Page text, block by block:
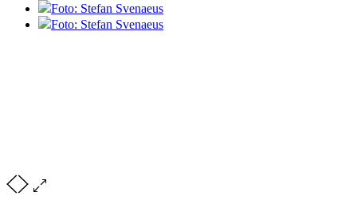
Foto: Stefan Svenaeus
Foto: Stefan Svenaeus